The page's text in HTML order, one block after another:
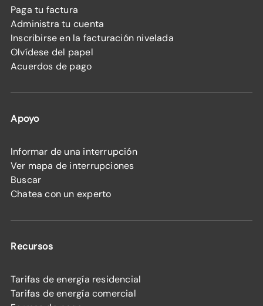
Paga tu factura
Administra tu cuenta
Inscribirse en la facturación nivelada
Olvídese del papel
Acuerdos de pago
Apoyo
Informar de una interrupción
Ver mapa de interrupciones
Buscar
Chatea con un experto
Recursos
Tarifas de energía residencial
Tarifas de energía comercial